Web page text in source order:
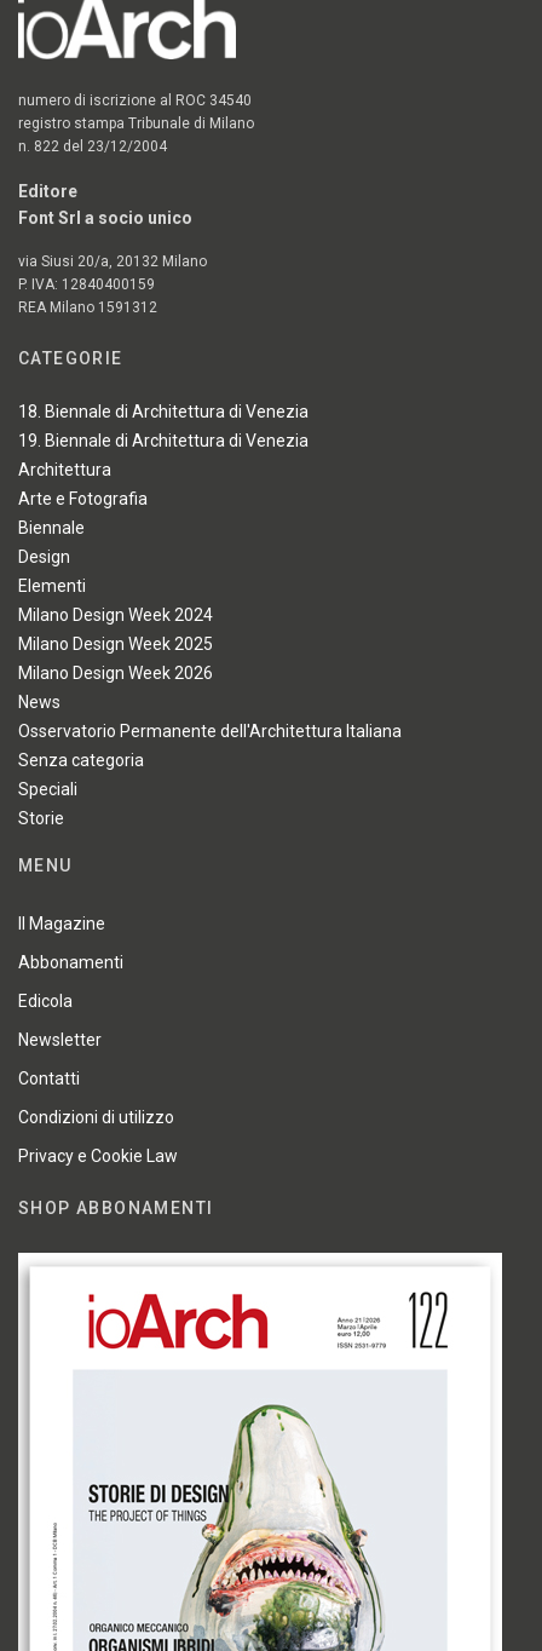
numero di iscrizione al ROC 34540
registro stampa Tribunale di Milano
n. 822 del 23/12/2004
Editore
Font Srl a socio unico
via Siusi 20/a, 20132 Milano
P. IVA: 12840400159
REA Milano 1591312
CATEGORIE
18. Biennale di Architettura di Venezia
19. Biennale di Architettura di Venezia
Architettura
Arte e Fotografia
Biennale
Design
Elementi
Milano Design Week 2024
Milano Design Week 2025
Milano Design Week 2026
News
Osservatorio Permanente dell'Architettura Italiana
Senza categoria
Speciali
Storie
MENU
Il Magazine
Abbonamenti
Edicola
Newsletter
Contatti
Condizioni di utilizzo
Privacy e Cookie Law
SHOP ABBONAMENTI